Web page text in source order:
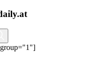
group="1"]